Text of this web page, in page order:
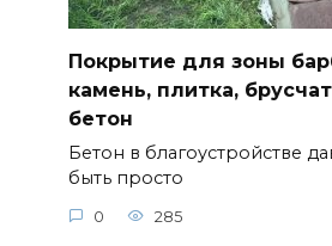
Покрытие для зоны
камень, плитка,
бетон
Бетон в благоустройстве
быть просто
0 285